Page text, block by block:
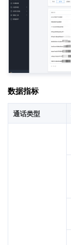
数据指标
通话类型